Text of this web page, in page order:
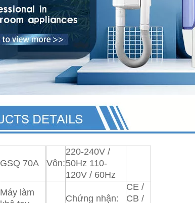
GSQ 70A Vôn:
220-240V /
50Hz 110-
120V / 60Hz
Máy làm
Chứng nhận:
CE /
CB /